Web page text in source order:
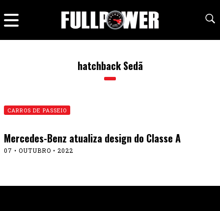
hatchback Sedã
CARROS DE PASSEIO
Mercedes-Benz atualiza design do Classe A
07 • OUTUBRO • 2022